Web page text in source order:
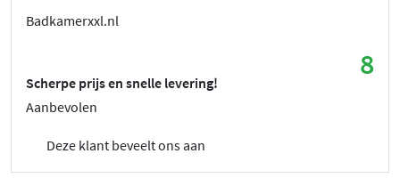
Badkamerxxl.nl
8
Scherpe prijs en snelle levering!
Aanbevolen
Deze klant beveelt ons aan